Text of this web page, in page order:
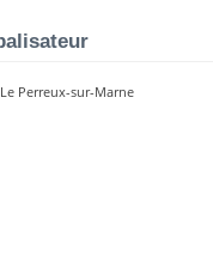
Perreux-sur-Marne